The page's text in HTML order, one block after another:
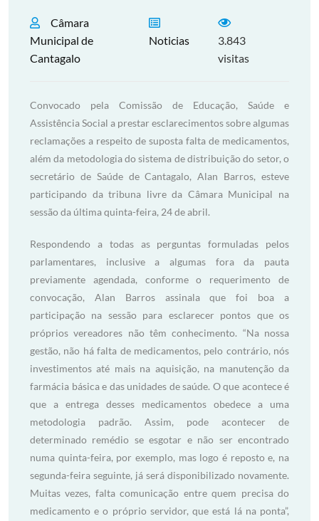
Câmara
Municipal de
Cantagalo
Noticias
3.843
visitas
Convocado pela Comissão de Educação, Saúde e
Assistência Social a prestar esclarecimentos sobre algumas
reclamações a respeito de suposta falta de medicamentos,
além da metodologia do sistema de distribuição do setor, o
secretário de Saúde de Cantagalo, Alan Barros, esteve
participando da tribuna livre da Câmara Municipal na
sessão da última quinta-feira, 24 de abril.
Respondendo a todas as perguntas formuladas pelos
parlamentares, inclusive a algumas fora da pauta
previamente agendada, conforme o requerimento de
convocação, Alan Barros assinala que foi boa a
participação na sessão para esclarecer pontos que os
próprios vereadores não têm conhecimento. “Na nossa
gestão, não há falta de medicamentos, pelo contrário, nós
investimentos até mais na aquisição, na manutenção da
farmácia básica e das unidades de saúde. O que acontece é
que a entrega desses medicamentos obedece a uma
metodologia padrão. Assim, pode acontecer de
determinado remédio se esgotar e não ser encontrado
numa quinta-feira, por exemplo, mas logo é reposto e, na
segunda-feira seguinte, já será disponibilizado novamente.
Muitas vezes, falta comunicação entre quem precisa do
medicamento e o próprio servidor, que está lá na ponta”,